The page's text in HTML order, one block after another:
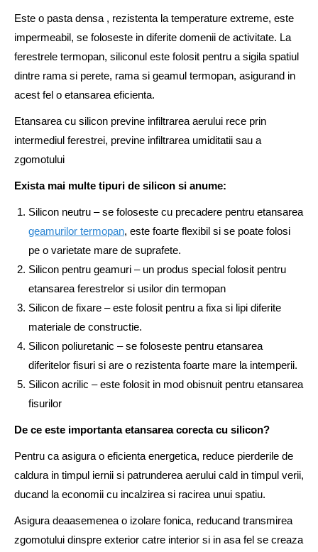
Este o pasta densa , rezistenta la temperature extreme, este
impermeabil, se foloseste in diferite domenii de activitate. La
ferestrele termopan, siliconul este folosit pentru a sigila spatiul
dintre rama si perete, rama si geamul termopan, asigurand in
acest fel o etansarea eficienta.
Etansarea cu silicon previne infiltrarea aerului rece prin
intermediul ferestrei, previne infiltrarea umiditatii sau a
zgomotului
Exista mai multe tipuri de silicon si anume:
Silicon neutru – se foloseste cu precadere pentru etansarea
geamurilor termopan, este foarte flexibil si se poate folosi
pe o varietate mare de suprafete.
Silicon pentru geamuri – un produs special folosit pentru
etansarea ferestrelor si usilor din termopan
Silicon de fixare – este folosit pentru a fixa si lipi diferite
materiale de constructie.
Silicon poliuretanic – se foloseste pentru etansarea
diferitelor fisuri si are o rezistenta foarte mare la intemperii.
Silicon acrilic – este folosit in mod obisnuit pentru etansarea
fisurilor
De ce este importanta etansarea corecta cu silicon?
Pentru ca asigura o eficienta energetica, reduce pierderile de
caldura in timpul iernii si patrunderea aerului cald in timpul verii,
ducand la economii cu incalzirea si racirea unui spatiu.
Asigura deaasemenea o izolare fonica, reducand transmirea
zgomotului dinspre exterior catre interior si in asa fel se creaza